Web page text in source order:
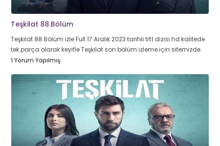
Teşkilat 88.Bölüm
Teşkilat 88.Bölüm izle Full 17 Aralık 2023 tarihli trt1 dizisi hd kalitede
tek parça olarak keyifle Teşkilat son bölüm izleme için sitemizde
1 Yorum Yapılmış